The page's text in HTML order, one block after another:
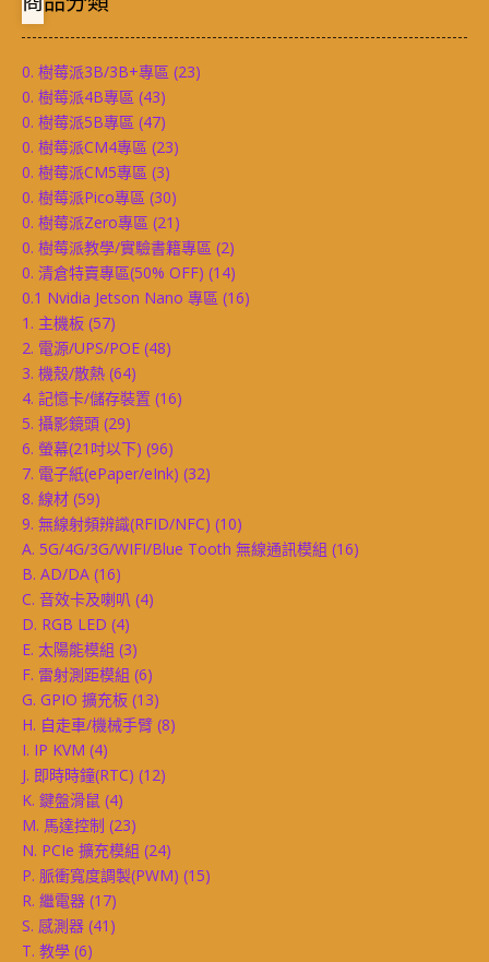
0. 樹莓派3B/3B+專區 (23)
0. 樹莓派4B專區 (43)
0. 樹莓派5B專區 (47)
0. 樹莓派CM4專區 (23)
0. 樹莓派CM5專區 (3)
0. 樹莓派Pico專區 (30)
0. 樹莓派Zero專區 (21)
0. 樹莓派教學/實驗書籍專區 (2)
0. 清倉特賣專區(50% OFF) (14)
0.1 Nvidia Jetson Nano 專區 (16)
1. 主機板 (57)
2. 電源/UPS/POE (48)
3. 機殼/散熱 (64)
4. 記憶卡/儲存裝置 (16)
5. 攝影鏡頭 (29)
6. 螢幕(21吋以下) (96)
7. 電子紙(ePaper/eInk) (32)
8. 線材 (59)
9. 無線射頻辨識(RFID/NFC) (10)
A. 5G/4G/3G/WIFI/Blue Tooth 無線通訊模組 (16)
B. AD/DA (16)
C. 音效卡及喇叭 (4)
D. RGB LED (4)
E. 太陽能模組 (3)
F. 雷射測距模組 (6)
G. GPIO 擴充板 (13)
H. 自走車/機械手臂 (8)
I. IP KVM (4)
J. 即時時鐘(RTC) (12)
K. 鍵盤滑鼠 (4)
M. 馬達控制 (23)
N. PCIe 擴充模組 (24)
P. 脈衝寬度調製(PWM) (15)
R. 繼電器 (17)
S. 感測器 (41)
T. 教學 (6)